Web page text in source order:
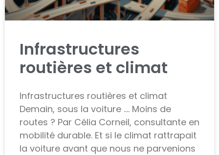
Infrastructures
routières et climat
Infrastructures routières et climat
Demain, sous la voiture …. Moins de
routes ? Par Célia Corneil, consultante en
mobilité durable. Et si le climat rattrapait
la voiture avant que nous ne parvenions